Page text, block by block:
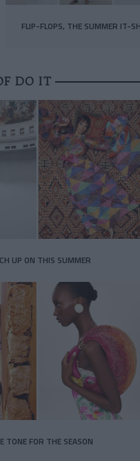
FLIP-FLOPS, THE SUMMER IT-
DO IT
UP ON THIS SUMMER
TONE FOR THE SEASON